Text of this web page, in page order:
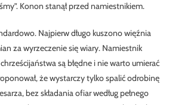
Konon stanął przed namiestnikiem.
Najpierw długo kuszono więźnia
za wyrzeczenie się wiary. Namiestnik
są błędne i nie warto umierać
że wystarczy tylko spalić odrobinę
bez składania ofiar według pełnego